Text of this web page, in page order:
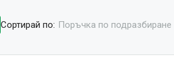
Сортирай по: Поръчка по подразбиране